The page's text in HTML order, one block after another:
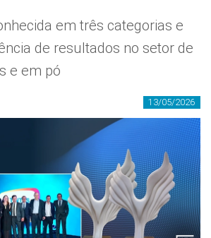
em três categorias e
de resultados no setor de
e em pó
13/05/2026